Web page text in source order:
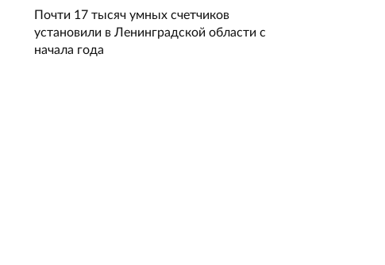
Почти 17 тысяч умных счетчиков
установили в Ленинградской области с
начала года